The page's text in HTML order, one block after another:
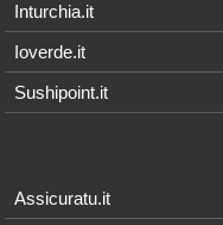
Inturchia.it
Ioverde.it
Sushipoint.it
Assicuratu.it